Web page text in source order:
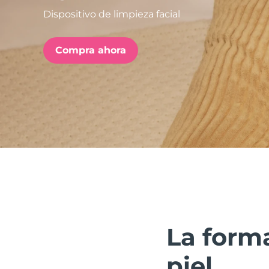
Dispositivo de limpieza facial
Compra ahora
La
issa™ Teeth Whitening Set
FAQ™ Dual LED Panel
POPULAR